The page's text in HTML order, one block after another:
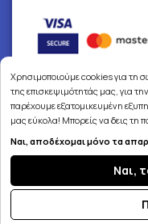
Copyright
Χρησιμοποιούμε cookies για τη
της επισκεψιμότητάς μας, για
παρέχουμε εξατομικευμένη
μας εύκολα! Μπορείς να δεις τη
Ναι, αποδέχομαι μόνο τα
Ναι,